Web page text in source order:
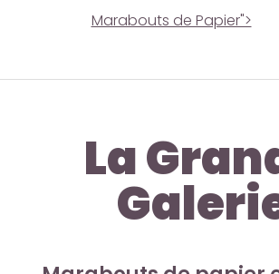
Marabouts de Papier">
La